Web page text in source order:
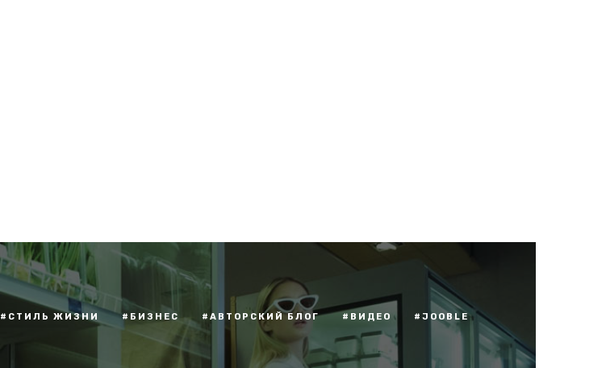
#СТИЛЬ ЖИЗНИ #БИЗНЕС #АВТОРСКИЙ БЛОГ #ВИДЕО #JOOBLE